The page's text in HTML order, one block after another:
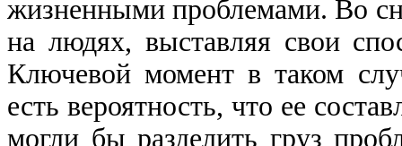
жизненными проблемами. Во
на людях, выставляя свои
Ключевой момент в таком
есть вероятность, что ее
могли бы разделить груз